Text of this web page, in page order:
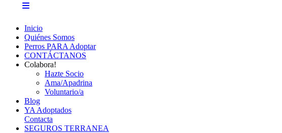
Inicio
Quiénes Somos
Perros PARA Adoptar
CONTÁCTANOS
Colabora!
Hazte Socio
Ama/Apadrina
Voluntario/a
Blog
YA Adoptados
Contacta
SEGUROS TERRANEA